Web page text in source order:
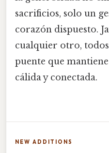
sacrificios, solo un
corazón dispuesto.
cualquier otro,
puente que
cálida y conectada.
NEW ADDITIONS